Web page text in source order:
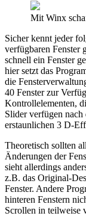
Mit Winx
Sicher kennt jeder
verfügbaren Fenster
schnell ein Fenster
hier setzt das
die
40 Fenster zur
Kontrollelementen,
Slider verfügen
erstaunlichen 3 D-
Theoretisch sollten
Änderungen der
sieht allerdings
z.B. das Original-
Fenster. Andere
hinteren Fenstern
Scrollen in teilweise